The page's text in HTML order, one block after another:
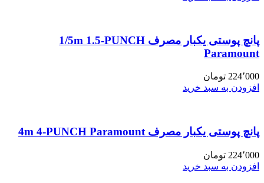
پانچ پوستی یکبار مصرف 1/5m 1.5-PUNCH
Paramount
224٬000 تومان
افزودن به سبد خرید
پانچ پوستی یکبار مصرف 4m 4-PUNCH Paramount
224٬000 تومان
افزودن به سبد خرید